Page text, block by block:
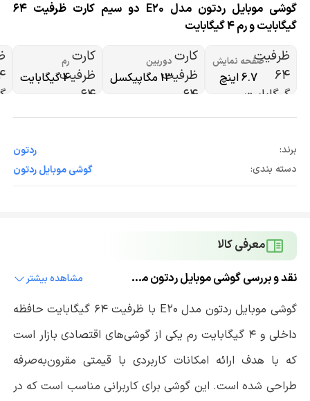
گوشی موبایل ردتون مدل E20 دو سیم کارت ظرفیت 64
گیگابایت و رم 4 گیگابایت
صفحه نمایش
6.7 اینچ
دوربین
13 مگاپیکسل
رم
4 گیگابایت
برند:
ردتون
دسته بندی:
گوشی موبایل ردتون
معرفی کالا
نقد و بررسی گوشی موبایل ردتون مدل E20 دو سیم کارت ظرفیت 64 گیگابایت و رم 4 گیگابایت
مشاهده بیشتر
گوشی موبایل ردتون مدل E20 با ظرفیت 64 گیگابایت حافظه
داخلی و 4 گیگابایت رم یکی از گوشی‌های اقتصادی بازار است
که با هدف ارائه امکانات کاربردی با قیمتی مقرون‌به‌صرفه
طراحی شده است. این گوشی برای کاربرانی مناسب است که در